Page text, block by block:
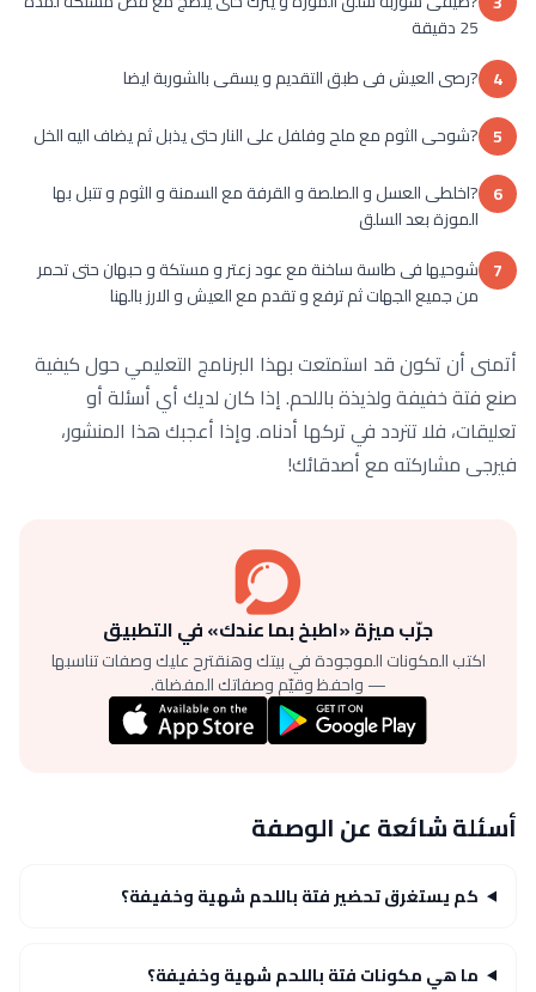
25 دقيقة
4 ?رصى العيش فى طبق التقديم و يسقى بالشوربة ايضا
5 ?شوحى الثوم مع ملح وفلفل على النار حتى يذبل ثم يضاف اليه الخل
6 ?اخلطى العسل و الصلصة و القرفة مع السمنة و الثوم و تتبل بها
الموزة بعد السلق
7 شوحيها فى طاسة ساخنة مع عود زعتر و مستكة و حبهان حتى تحمر
من جميع الجهات ثم ترفع و تقدم مع العيش و الارز بالهنا
أتمنى أن تكون قد استمتعت بهذا البرنامج التعليمي حول كيفية
صنع فتة خفيفة ولذيذة باللحم. إذا كان لديك أي أسئلة أو
تعليقات، فلا تتردد في تركها أدناه. وإذا أعجبك هذا المنشور،
فيرجى مشاركته مع أصدقائك!
جرّب ميزة «اطبخ بما عندك» في التطبيق
اكتب المكونات الموجودة في بيتك وهنقترح عليك وصفات تناسبها
— واحفظ وقيّم وصفاتك المفضلة.
أسئلة شائعة عن الوصفة
كم يستغرق تحضير فتة باللحم شهية وخفيفة؟
ما هي مكونات فتة باللحم شهية وخفيفة؟